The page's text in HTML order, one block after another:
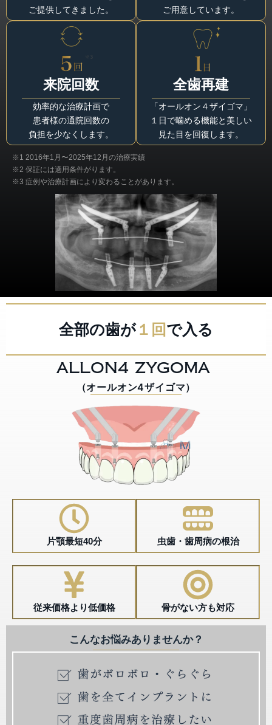
ご提供してきました。
ご用意しています。
来院回数
効率的な治療計画で
患者様の通院回数の
負担を少なくします。
全歯再建
「オールオン４ザイゴマ」
１日で噛める機能と美しい
見た目を回復します。
※1 2016年1月〜2025年12月の治療実績
※2 保証には適用条件がります。
※3 症例や治療計画により変わることがあります。
全部の歯が１回で入る
ALLON4 ZYGOMA
（オールオン4ザイゴマ）
片顎最短40分 虫歯・歯周病の根治
従来価格より低価格 骨がない方も対応
こんなお悩みありませんか？